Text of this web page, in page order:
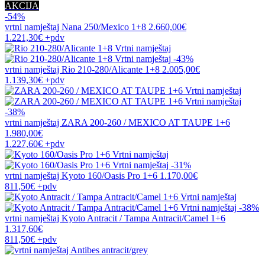
AKCIJA
-54%
vrtni namještaj Nana 250/Mexico 1+8 2.660,00€
1.221,30€ +pdv
-43%
vrtni namještaj Rio 210-280/Alicante 1+8 2.005,00€
1.139,30€ +pdv
-38%
vrtni namještaj ZARA 200-260 / MEXICO AT TAUPE 1+6
1.980,00€
1.227,60€ +pdv
-31%
vrtni namještaj Kyoto 160/Oasis Pro 1+6 1.170,00€
811,50€ +pdv
-38%
vrtni namještaj Kyoto Antracit / Tampa Antracit/Camel 1+6
1.317,60€
811,50€ +pdv